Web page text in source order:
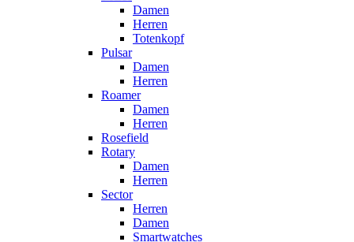
Damen
Herren
Totenkopf
Pulsar
Damen
Herren
Roamer
Damen
Herren
Rosefield
Rotary
Damen
Herren
Sector
Herren
Damen
Smartwatches